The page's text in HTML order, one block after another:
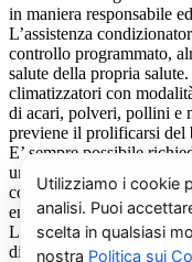
in maniera responsabile
L’assistenza
controllo programmato,
salute della propria
climatizzatori con
di acari, polveri, pollini e
previene il prolificarsi del
E’ sempre possibile
una consulenza gratuita
condizionatore o sulle
energetico.
La salute e il benessere
di un addetto alla